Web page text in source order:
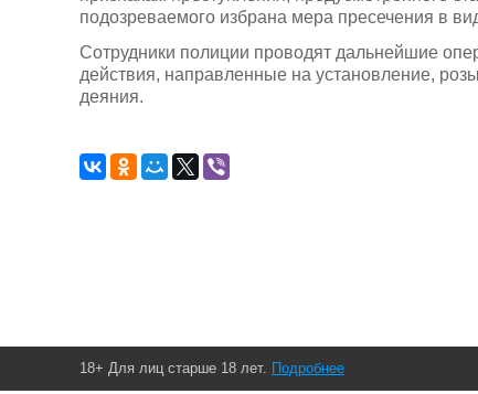
подозреваемого избрана мера пресечения в
Сотрудники полиции проводят дальнейшие
действия, направленные на установление,
деяния.
18+ Для лиц старше 18 лет. Подробнее